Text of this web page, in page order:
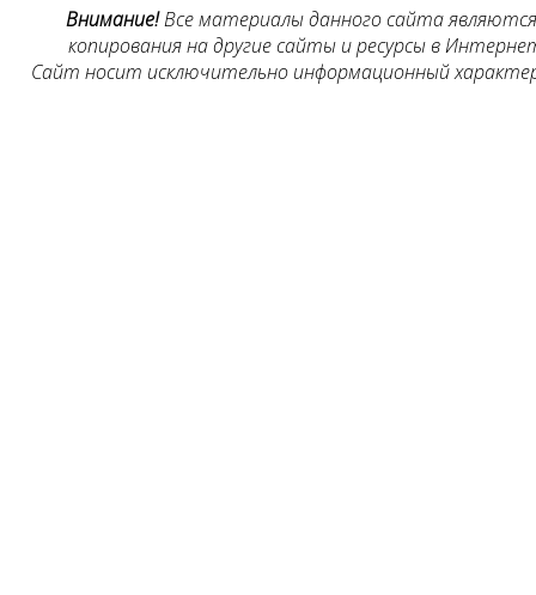
Внимание!Все материалы данного сайта
копирования на другие сайты и ресурсы в
Сайт носит исключительно информационный